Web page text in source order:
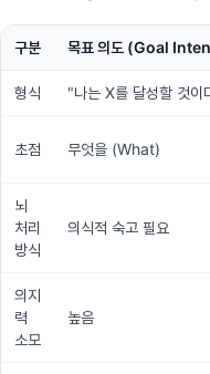
구분 목표 의도 (Goal
형식 "나는 X를 달성할 것이
초점 무엇을 (What)
뇌
처리
방식
의식적 숙고 필요
의지
력
소모
높음